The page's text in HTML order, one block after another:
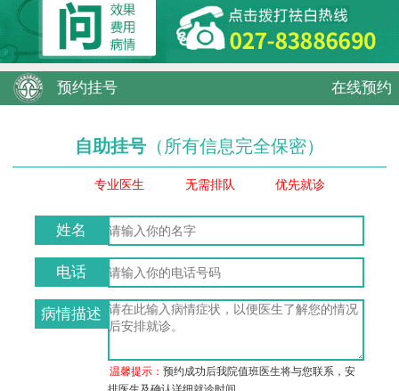
预约挂号 在线预约
自助挂号 （所有信息完全保密）
专业医生 无需排队 优先就诊
姓名
电话
病情描述
温馨提示：预约成功后我院值班医生将与您联系，安